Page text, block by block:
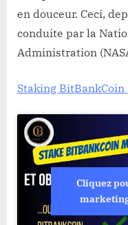
en douceur. Ceci,
conduite par la
Administration
Staking
Cliquez